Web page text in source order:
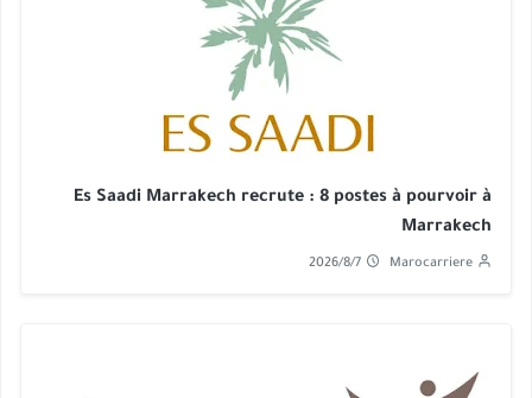
Es Saadi Marrakech recrute : 8 postes à pourvoir à
Marrakech
Marocarriere
2026/8/7